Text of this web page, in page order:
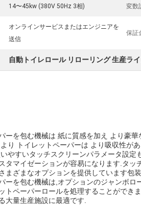
14〜45kw (380V 50Hz 3相) 変数
オンラインサービスまたはエンジニアを
送信
保証
自動トイレロール リローリング 生産ラ
ーを包む機械は 紙に質感を加え より豪
り トイレットペーパーは より吸収性が
やすいタッチスクリーンパラメータ設
タマイゼーションが容易になります.タ
まざまなオプションを提供しています包
ーを包む機械は,オプションのジャンボ
トペーパーロールを処理することができ
大量生産施設に最適です.